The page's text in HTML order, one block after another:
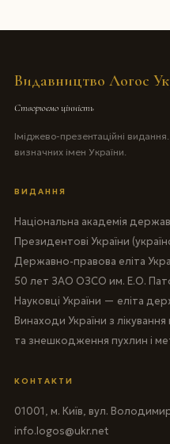
Видавництво Логос
Створюємо цінність
Іміджево-презентаційні видання.
визначних імен України.
ВИДАННЯ
Національна академія
Президентові України
Державно-правова еліта
50 лет ЗАО ОЗСО им. Е.О.
Науковці України — еліта
Винаходи України з
та знешкодження пухлин і
КОНТАКТИ
01001, м. Київ, вул.
info.logos@ukr.net